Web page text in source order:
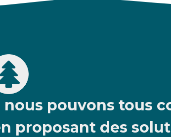
pouvons tous
proposant des